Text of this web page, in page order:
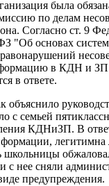
была
по делам
Согласно ст. 9
"Об основах
в КДН и ЗП
в ответе.
объяснило
с семьей
КДНиЗП. В
легитимна
школьницы
с нее сняли
предупреждения.